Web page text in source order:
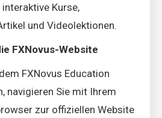
Kurse,
und Videolektionen.
FXNovus-Website
FXNovus Education
navigieren Sie mit Ihrem
zur offiziellen Website